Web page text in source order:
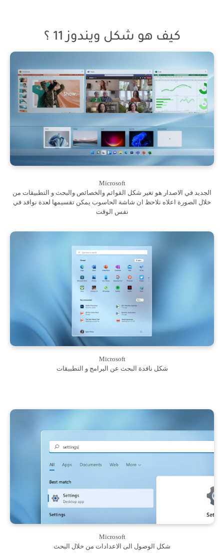
كيف هو شكل ويندوز 11 ؟
Microsoft
الجديد في الاصدار هو تغير شكل القوائم والخصائص والبحث و التطبيقات من
خلال الصورة اعلاه نلاحظ ان شاشة الحاسوب يمكن تقسيمها لعدة نوافد في
نفس الوقت
Microsoft
شكل نافدة البحث عن البرامج و التطبيقات
Microsoft
شكل الوصول الى الاعدادات من خلال البحث